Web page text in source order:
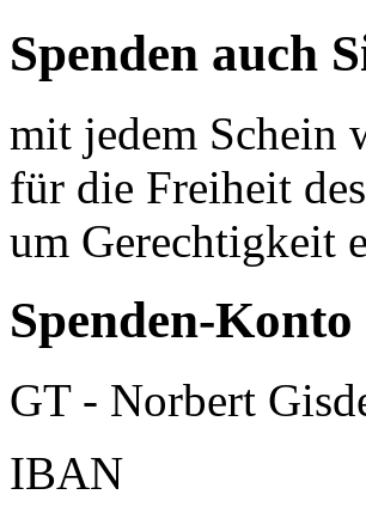
Spenden auch
mit jedem Schein
für die Freiheit
um Gerechtigkeit
Spenden-Konto
GT - Norbert
IBAN